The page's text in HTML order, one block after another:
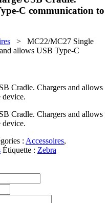
C communication to
> MC22/MC27 Single
allows USB Type-C
Cradle. Chargers and allows
Cradle. Chargers and allows
: Accessoires,
Étiquette : Zebra